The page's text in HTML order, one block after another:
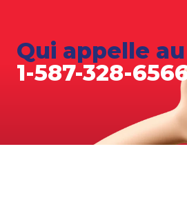
Qui appelle au
1-587-328-